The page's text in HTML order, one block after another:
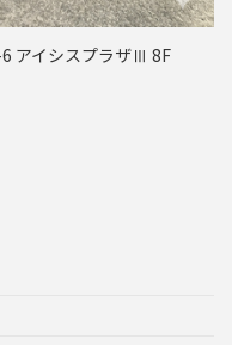
アイシスプラザⅢ 8F